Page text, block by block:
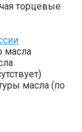
торцевые
масла
масла (по